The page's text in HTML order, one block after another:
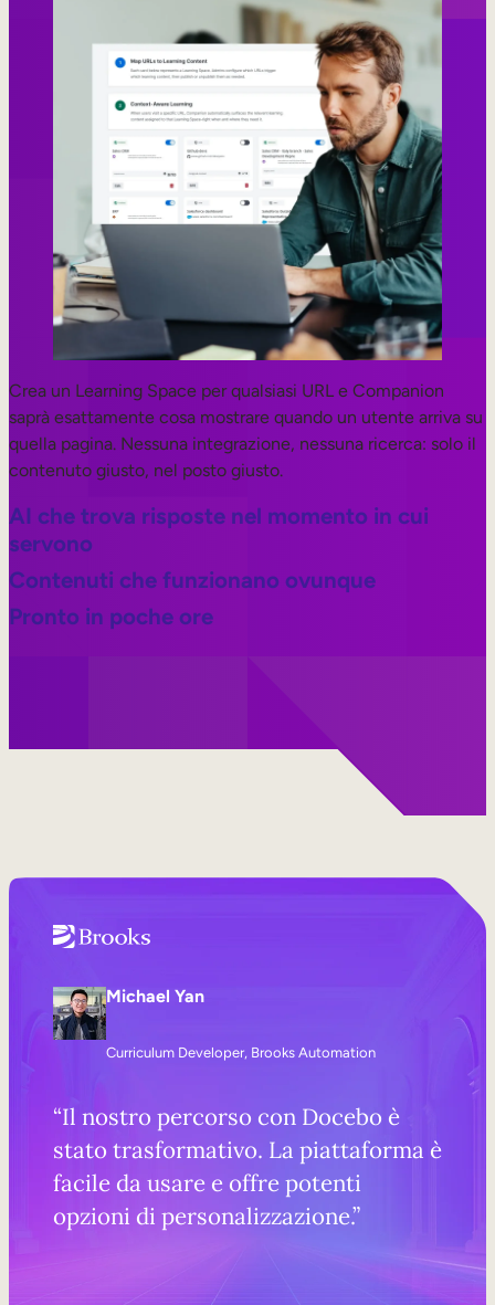
Crea un Learning Space per qualsiasi URL e Companion
saprà esattamente cosa mostrare quando un utente arriva su
quella pagina. Nessuna integrazione, nessuna ricerca: solo il
contenuto giusto, nel posto giusto.
AI che trova risposte nel momento in cui
servono
Contenuti che funzionano ovunque
Pronto in poche ore
Michael Yan
Curriculum Developer, Brooks Automation
“Il nostro percorso con Docebo è
stato trasformativo. La piattaforma è
facile da usare e offre potenti
opzioni di personalizzazione.”